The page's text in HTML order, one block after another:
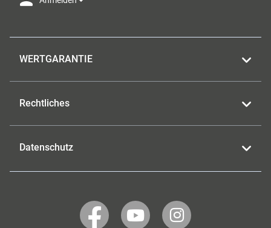
WERTGARANTIE
Rechtliches
Datenschutz
WERTGARANTIEWERTGARANTIEWERTGARANTIE